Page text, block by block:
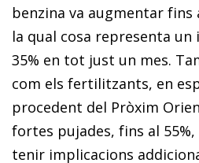
benzina va augmentar fins
la qual cosa representa
35% en tot just un mes.
com els fertilitzants, en
procedent del Pròxim
fortes pujades, fins al
tenir implicacions